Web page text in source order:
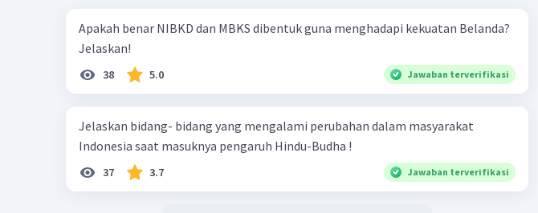
Apakah benar NIBKD dan MBKS dibentuk guna menghadapi kekuatan Belanda?
Jelaskan!
38 5.0 Jawaban terverifikasi
Jelaskan bidang- bidang yang mengalami perubahan dalam masyarakat
Indonesia saat masuknya pengaruh Hindu-Budha !
37 3.7 Jawaban terverifikasi